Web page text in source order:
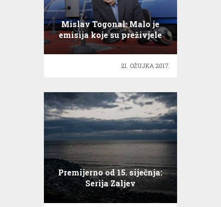
Mislav Togonal: Malo je
emisija koje su preživjele
test vremena
21. OŽUJKA 2017.
Premijerno od 15. siječnja:
Serija Zaljev